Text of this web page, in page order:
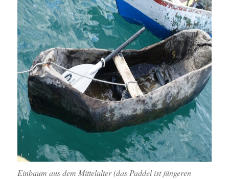
Einbaum aus dem Mittelalter (das Paddel ist jüngeren